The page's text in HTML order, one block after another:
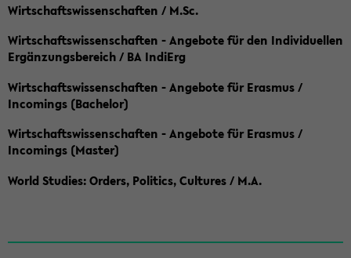
Wirtschaftswissenschaften / M.Sc.
Wirtschaftswissenschaften - Angebote für den Individuellen
Ergänzungsbereich / BA IndiErg
Wirtschaftswissenschaften - Angebote für Erasmus /
Incomings (Bachelor)
Wirtschaftswissenschaften - Angebote für Erasmus /
Incomings (Master)
World Studies: Orders, Politics, Cultures / M.A.